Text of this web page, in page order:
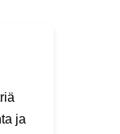
ja